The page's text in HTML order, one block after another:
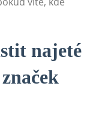
najeté